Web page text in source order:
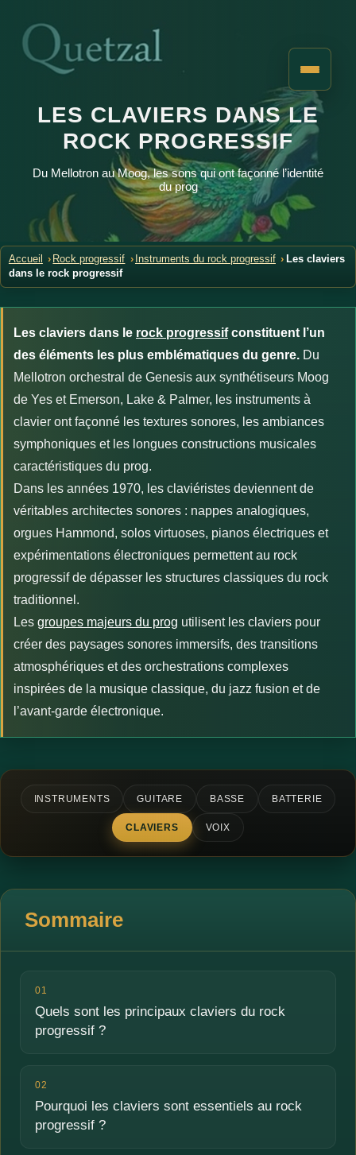
LES CLAVIERS DANS LE
ROCK PROGRESSIF
Du Mellotron au Moog, les sons qui ont façonné l’identité
du prog
Accueil Rock progressif Instruments du rock progressif
Les claviers
dans le rock progressif
Les claviers dans le rock progressifconstituent l’un
des éléments les plus emblématiques du genre. Du
Mellotron orchestral de Genesis aux synthétiseurs Moog
de Yes et Emerson, Lake & Palmer, les instruments à
clavier ont façonné les textures sonores, les ambiances
symphoniques et les longues constructions musicales
caractéristiques du prog.
Dans les années 1970, les claviéristes deviennent de
véritables architectes sonores : nappes analogiques,
orgues Hammond, solos virtuoses, pianos électriques et
expérimentations électroniques permettent au rock
progressif de dépasser les structures classiques du rock
traditionnel.
Les groupes majeurs du prog utilisent les claviers pour
créer des paysages sonores immersifs, des transitions
atmosphériques et des orchestrations complexes
inspirées de la musique classique, du jazz fusion et de
l’avant-garde électronique.
INSTRUMENTS GUITARE BASSE BATTERIE
CLAVIERS VOIX
Sommaire
01
Quels sont les principaux claviers du rock
progressif ?
02
Pourquoi les claviers sont essentiels au rock
progressif ?